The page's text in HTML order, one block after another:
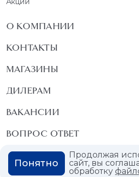
О КОМПАНИИ
КОНТАКТЫ
МАГАЗИНЫ
ДИЛЕРАМ
ВАКАНСИИ
ВОПРОС ОТВЕТ
ГЛОССАРИЙ Продолжая
сайт, вы
обработку
Понятно